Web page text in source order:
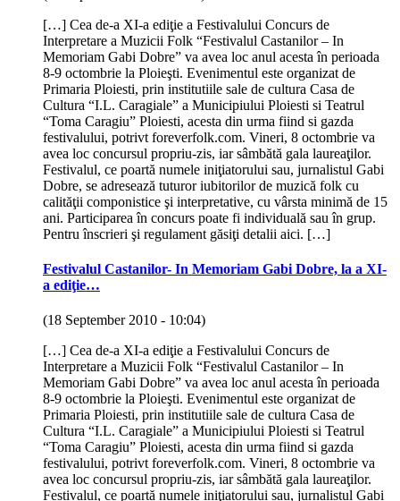
[…] Cea de-a XI-a ediţie a Festivalului Concurs de
Interpretare a Muzicii Folk “Festivalul Castanilor – In
Memoriam Gabi Dobre” va avea loc anul acesta în perioada
8-9 octombrie la Ploieşti. Evenimentul este organizat de
Primaria Ploiesti, prin institutiile sale de cultura Casa de
Cultura “I.L. Caragiale” a Municipiului Ploiesti si Teatrul
“Toma Caragiu” Ploiesti, acesta din urma fiind si gazda
festivalului, potrivt foreverfolk.com. Vineri, 8 octombrie va
avea loc concursul propriu-zis, iar sâmbătă gala laureaţilor.
Festivalul, ce poartă numele iniţiatorului sau, jurnalistul Gabi
Dobre, se adresează tuturor iubitorilor de muzică folk cu
calităţii componistice şi interpretative, cu vârsta minimă de 15
ani. Participarea în concurs poate fi individuală sau în grup.
Pentru înscrieri şi regulament găsiţi detalii aici. […]
Festivalul Castanilor- In Memoriam Gabi Dobre, la a XI-
a ediţie…
(18 September 2010 - 10:04)
[…] Cea de-a XI-a ediţie a Festivalului Concurs de
Interpretare a Muzicii Folk “Festivalul Castanilor – In
Memoriam Gabi Dobre” va avea loc anul acesta în perioada
8-9 octombrie la Ploieşti. Evenimentul este organizat de
Primaria Ploiesti, prin institutiile sale de cultura Casa de
Cultura “I.L. Caragiale” a Municipiului Ploiesti si Teatrul
“Toma Caragiu” Ploiesti, acesta din urma fiind si gazda
festivalului, potrivt foreverfolk.com. Vineri, 8 octombrie va
avea loc concursul propriu-zis, iar sâmbătă gala laureaţilor.
Festivalul, ce poartă numele iniţiatorului sau, jurnalistul Gabi